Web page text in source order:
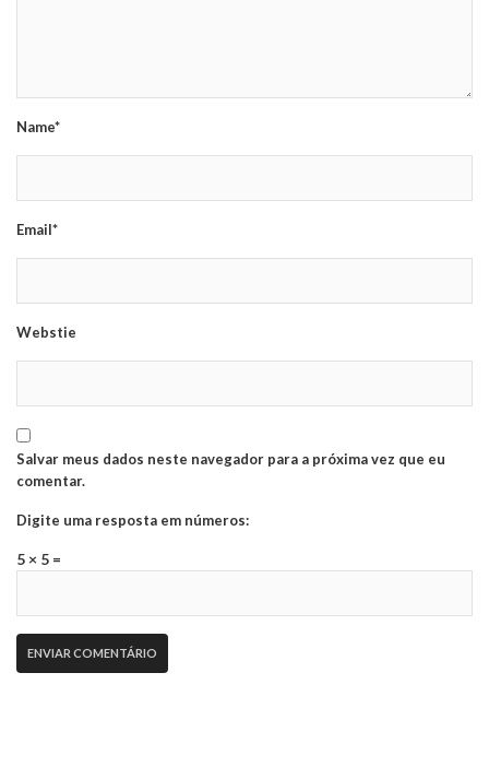
Name*
Email*
Webstie
Salvar meus dados neste navegador para a próxima vez que eu
comentar.
Digite uma resposta em números:
5 × 5 =